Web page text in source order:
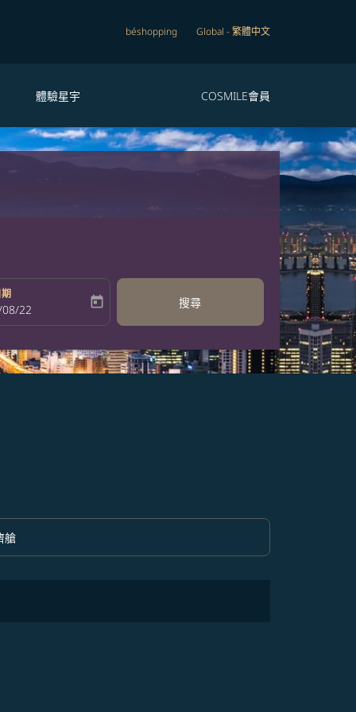
béshopping Global -繁體中文
體驗星宇 COSMILE會員
return-date-aria-label
22 today 搜尋
option 經濟艙 Selected
艙